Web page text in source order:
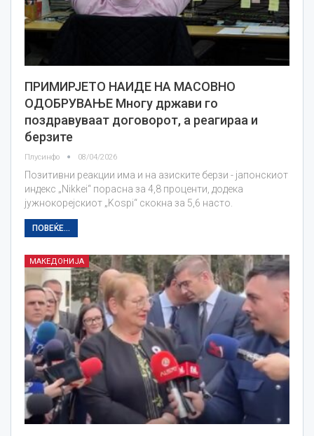
ПРИМИРЈЕТО НАИДЕ НА МАСОВНО
ОДОБРУВАЊЕ Многу држави го
поздравуваат договорот, а реагираа и
берзите
Плусинфо 08/04/2026
Позитивни реакции има и на азиските берзи - јапонскиот
индекс „Nikkei“ порасна за 4,8 проценти, додека
јужнокорејскиот „Kospi“ скокна за 5,6 насто.
ПОВЕЌЕ...
МАКЕДОНИЈА